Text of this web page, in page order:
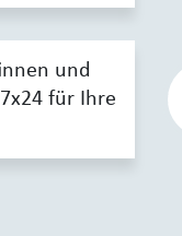
und
für Ihre